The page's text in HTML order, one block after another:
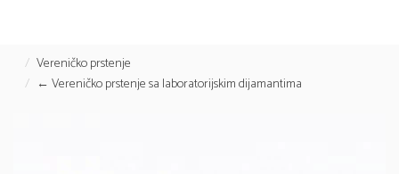
Vereničko prstenje
← Vereničko prstenje sa laboratorijskim dijamantima